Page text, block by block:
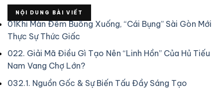
NỘI DUNG BÀI VIẾT
01Khi Màn Đêm Buông Xuống, “Cái Bụng” Sài Gòn Mới
Thực Sự Thức Giấc
022. Giải Mã Điều Gì Tạo Nên “Linh Hồn” Của Hủ Tiếu
Nam Vang Chợ Lớn?
032.1. Nguồn Gốc & Sự Biến Tấu Đầy Sáng Tạo